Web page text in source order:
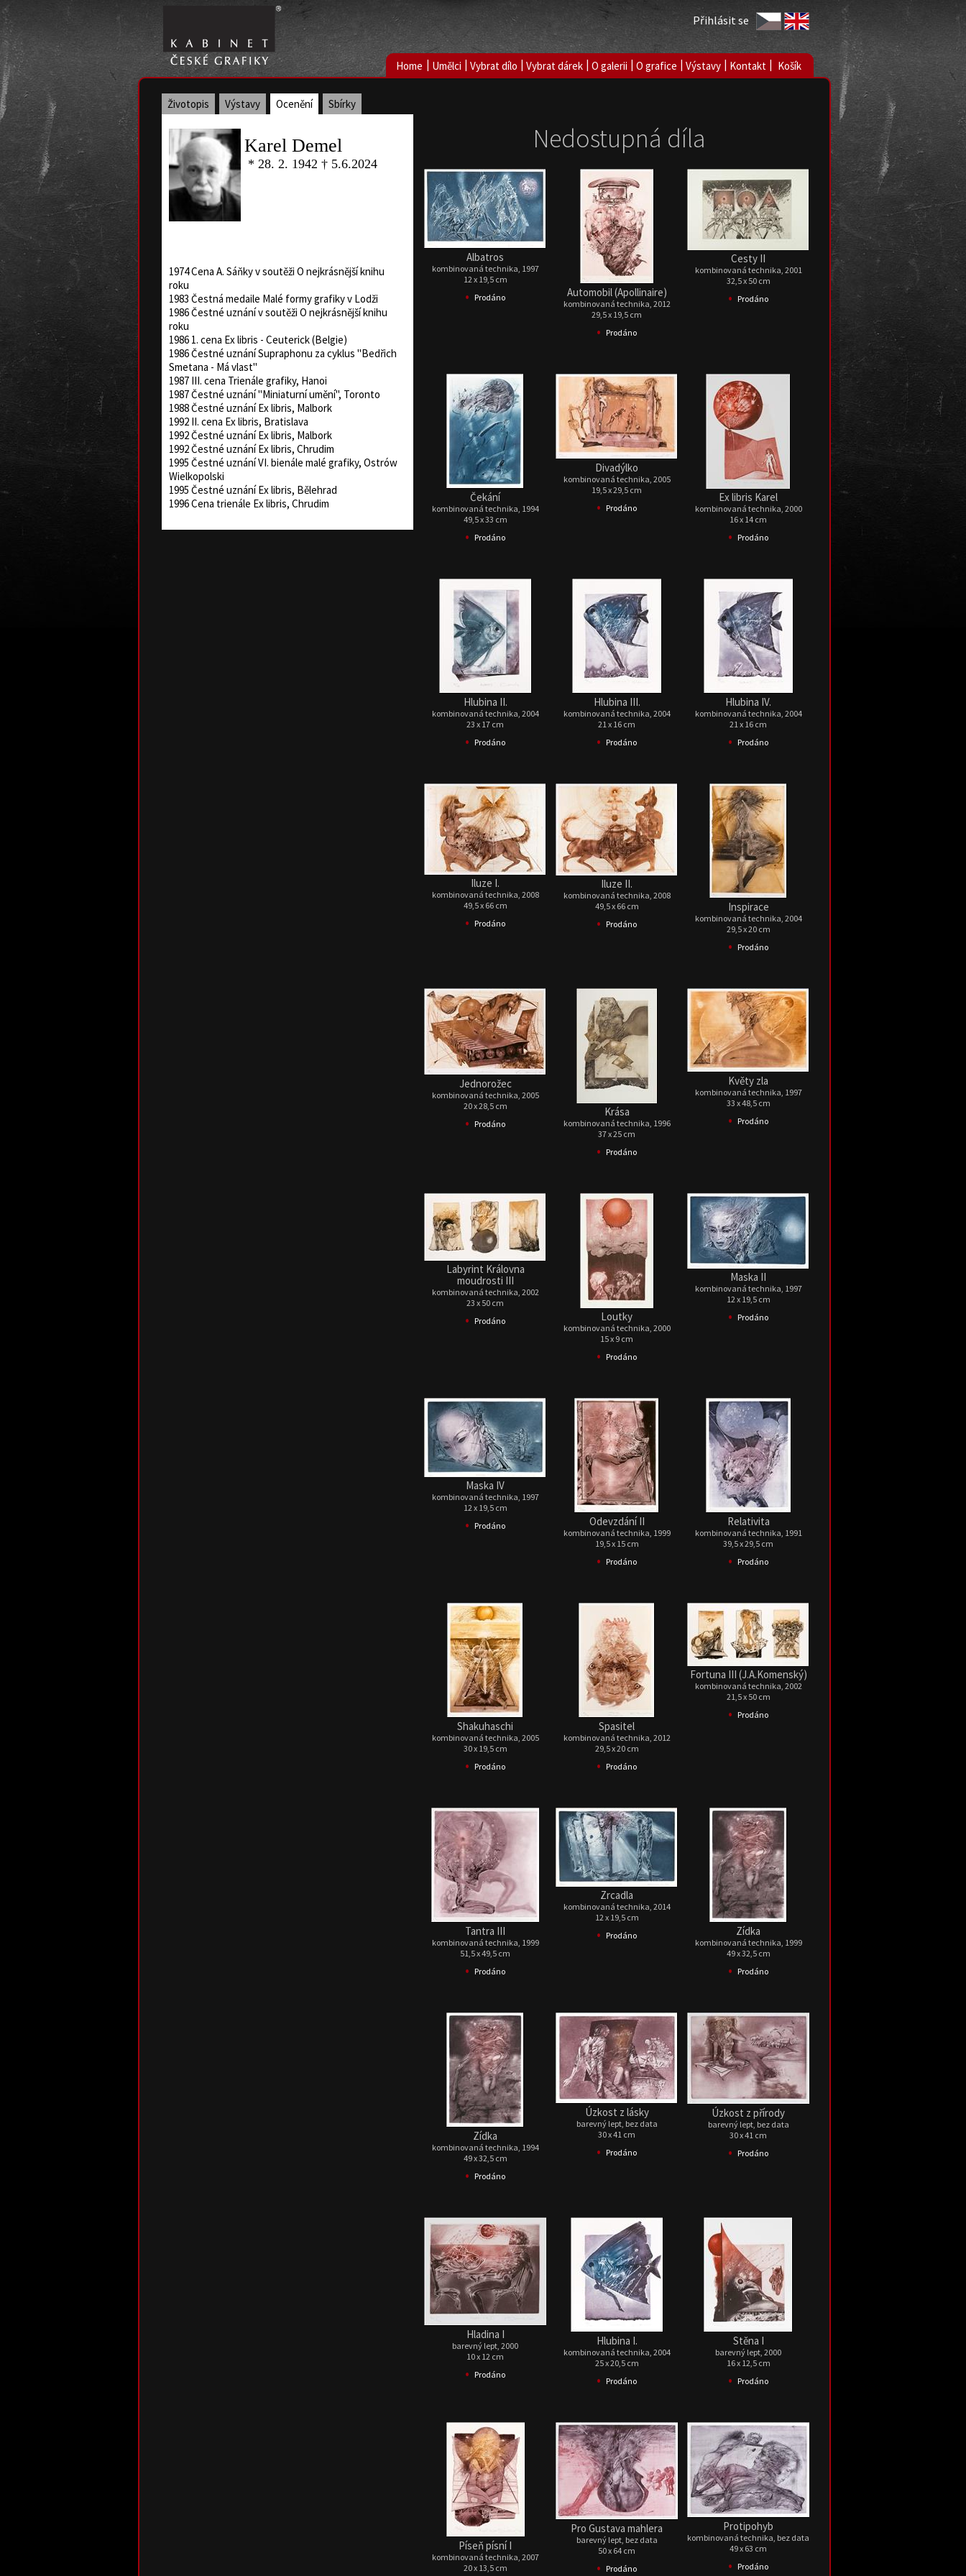
Přihlásit se
Home | Umělci | Vybrat dílo | Vybrat dárek | O galerii | O grafice | Výstavy | Kontakt | Košík
Životopis Výstavy Ocenění Sbírky
Karel Demel
* 28. 2. 1942 † 5.6.2024
1974 Cena A. Sáňky v soutěži O nejkrásnější knihu
roku
1983 Čestná medaile Malé formy grafiky v Lodži
1986 Čestné uznání v soutěži O nejkrásnější knihu
roku
1986 1. cena Ex libris - Ceuterick (Belgie)
1986 Čestné uznání Supraphonu za cyklus "Bedřich
Smetana - Má vlast"
1987 III. cena Trienále grafiky, Hanoi
1987 Čestné uznání "Miniaturní umění", Toronto
1988 Čestné uznání Ex libris, Malbork
1992 II. cena Ex libris, Bratislava
1992 Čestné uznání Ex libris, Malbork
1992 Čestné uznání Ex libris, Chrudim
1995 Čestné uznání VI. bienále malé grafiky, Ostrów
Wielkopolski
1995 Čestné uznání Ex libris, Bělehrad
1996 Cena trienále Ex libris, Chrudim
Nedostupná díla
Albatros
kombinovaná technika, 1997
12 x 19,5 cm
• Prodáno Automobil (Apollinaire)
kombinovaná technika, 2012
29,5 x 19,5 cm
• Prodáno
Cesty II
kombinovaná technika, 2001
32,5 x 50 cm
• Prodáno
Čekání
kombinovaná technika, 1994
49,5 x 33 cm
• Prodáno
Divadýlko
kombinovaná technika, 2005
19,5 x 29,5 cm
• Prodáno
Ex libris Karel
kombinovaná technika, 2000
16 x 14 cm
• Prodáno
Hlubina II.
kombinovaná technika, 2004
23 x 17 cm
• Prodáno
Hlubina III.
kombinovaná technika, 2004
21 x 16 cm
• Prodáno
Hlubina IV.
kombinovaná technika, 2004
21 x 16 cm
• Prodáno
Iluze I.
kombinovaná technika, 2008
49,5 x 66 cm
• Prodáno
Iluze II.
kombinovaná technika, 2008
49,5 x 66 cm
• Prodáno
Inspirace
kombinovaná technika, 2004
29,5 x 20 cm
• Prodáno
Jednorožec
kombinovaná technika, 2005
20 x 28,5 cm
• Prodáno
Krása
kombinovaná technika, 1996
37 x 25 cm
• Prodáno
Květy zla
kombinovaná technika, 1997
33 x 48,5 cm
• Prodáno
Labyrint Královna
moudrosti III
kombinovaná technika, 2002
23 x 50 cm
• Prodáno Loutky
kombinovaná technika, 2000
15 x 9 cm
• Prodáno
Maska II
kombinovaná technika, 1997
12 x 19,5 cm
• Prodáno
Maska IV
kombinovaná technika, 1997
12 x 19,5 cm
• Prodáno Odevzdání II
kombinovaná technika, 1999
19,5 x 15 cm
• Prodáno
Relativita
kombinovaná technika, 1991
39,5 x 29,5 cm
• Prodáno
Shakuhaschi
kombinovaná technika, 2005
30 x 19,5 cm
• Prodáno
Spasitel
kombinovaná technika, 2012
29,5 x 20 cm
• Prodáno
Fortuna III (J.A.Komenský)
kombinovaná technika, 2002
21,5 x 50 cm
• Prodáno
Tantra III
kombinovaná technika, 1999
51,5 x 49,5 cm
• Prodáno
Zrcadla
kombinovaná technika, 2014
12 x 19,5 cm
• Prodáno Zídka
kombinovaná technika, 1999
49 x 32,5 cm
• Prodáno
Zídka
kombinovaná technika, 1994
49 x 32,5 cm
• Prodáno
Úzkost z lásky
barevný lept, bez data
30 x 41 cm
• Prodáno
Úzkost z přírody
barevný lept, bez data
30 x 41 cm
• Prodáno
Hladina I
barevný lept, 2000
10 x 12 cm
• Prodáno
Hlubina I.
kombinovaná technika, 2004
25 x 20,5 cm
• Prodáno
Stěna I
barevný lept, 2000
16 x 12,5 cm
• Prodáno
Píseň písní I
kombinovaná technika, 2007
20 x 13,5 cm
Pro Gustava mahlera
barevný lept, bez data
50 x 64 cm
• Prodáno
Protipohyb
kombinovaná technika, bez data
49 x 63 cm
• Prodáno